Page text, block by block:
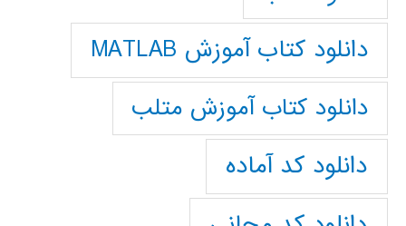
دانلود کتاب آموزش MATLAB
دانلود کتاب آموزش متلب
دانلود کد آماده